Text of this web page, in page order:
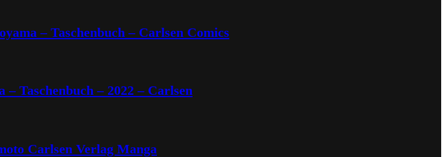
– Taschenbuch – Carlsen Comics
Taschenbuch – 2022 – Carlsen
Carlsen Verlag Manga